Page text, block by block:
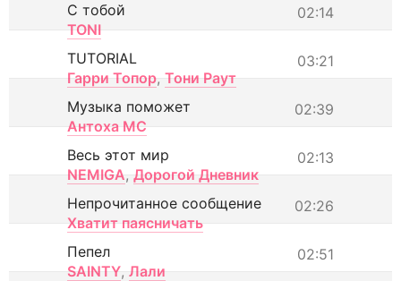
02:14
С тобой
TONI
03:21
TUTORIAL
Гарри Топор, Тони Раут
02:39
Музыка поможет
Антоха МС
02:13
Весь этот мир
NEMIGA, Дорогой Дневник
02:26
Непрочитанное сообщение
Хватит паясничать
02:51
Пепел
SAINTY, Лали